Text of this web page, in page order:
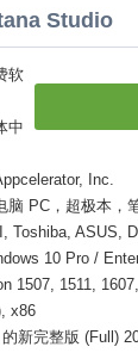
Studio
软
中
Inc.
脑 PC，超极本，
Toshiba, ASUS,
10 Pro /
1507, 1511,
x86
新完整版 (Full)